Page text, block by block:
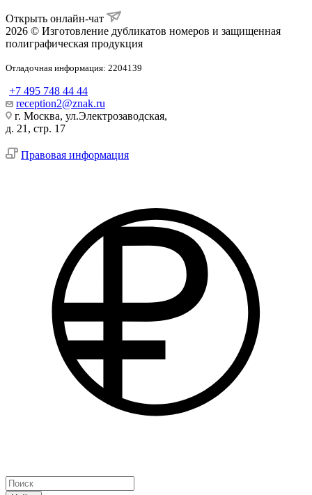
Открыть онлайн-чат
2026 © Изготовление дубликатов номеров и защищенная
полиграфическая продукция
Отладочная информация: 2204139
+7 495 748 44 44
reception2@znak.ru
г. Москва, ул.Электрозаводская,
д. 21, стр. 17
Правовая информация